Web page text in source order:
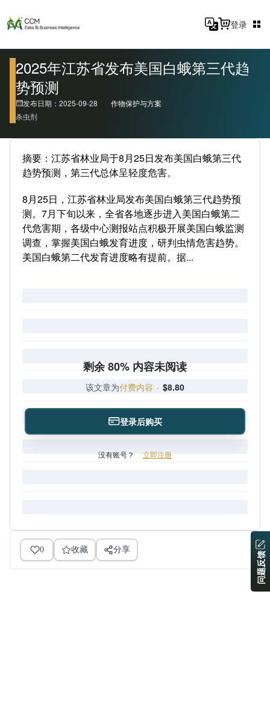
登录
2025年江苏省发布美国白蛾第三代趋
势预测
发布日期：2025-09-28
作物保护与方案
杀虫剂
摘要：江苏省林业局于8月25日发布美国白蛾第三代
趋势预测，第三代总体呈轻度危害。
8月25日，江苏省林业局发布美国白蛾第三代趋势预
测。7月下旬以来，全省各地逐步进入美国白蛾第二
代危害期，各级中心测报站点积极开展美国白蛾监测
调查，掌握美国白蛾发育进度，研判虫情危害趋势。
美国白蛾第二代发育进度略有提前。据...
剩余 80% 内容未阅读
该文章为付费内容 · $8.80
登录后购买
没有账号？ 立即注册
0 收藏 分享
问题反馈